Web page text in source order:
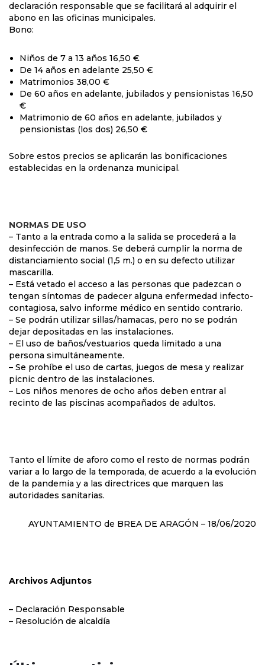
declaración responsable que se facilitará al adquirir el
abono en las oficinas municipales.
Bono:
Niños de 7 a 13 años 16,50 €
De 14 años en adelante 25,50 €
Matrimonios 38,00 €
De 60 años en adelante, jubilados y pensionistas 16,50
€
Matrimonio de 60 años en adelante, jubilados y
pensionistas (los dos) 26,50 €
Sobre estos precios se aplicarán las bonificaciones
establecidas en la ordenanza municipal.
NORMAS DE USO
– Tanto a la entrada como a la salida se procederá a la
desinfección de manos. Se deberá cumplir la norma de
distanciamiento social (1,5 m.) o en su defecto utilizar
mascarilla.
– Está vetado el acceso a las personas que padezcan o
tengan síntomas de padecer alguna enfermedad infecto-
contagiosa, salvo informe médico en sentido contrario.
– Se podrán utilizar sillas/hamacas, pero no se podrán
dejar depositadas en las instalaciones.
– El uso de baños/vestuarios queda limitado a una
persona simultáneamente.
– Se prohíbe el uso de cartas, juegos de mesa y realizar
picnic dentro de las instalaciones.
– Los niños menores de ocho años deben entrar al
recinto de las piscinas acompañados de adultos.
Tanto el límite de aforo como el resto de normas podrán
variar a lo largo de la temporada, de acuerdo a la evolución
de la pandemia y a las directrices que marquen las
autoridades sanitarias.
AYUNTAMIENTO de BREA DE ARAGÓN – 18/06/2020
Archivos Adjuntos
– Declaración Responsable
– Resolución de alcaldía